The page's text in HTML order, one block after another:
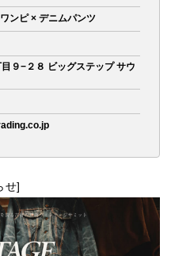
ンピ × デニムパンツ
９−２８ ビッグステップ サウ
せ]